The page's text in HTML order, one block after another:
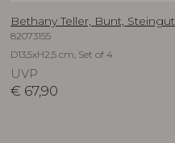
Bethany Teller, Bunt, Steingut
82073155
D13,5xH2,5 cm, Set of 4
UVP
€ 67,90